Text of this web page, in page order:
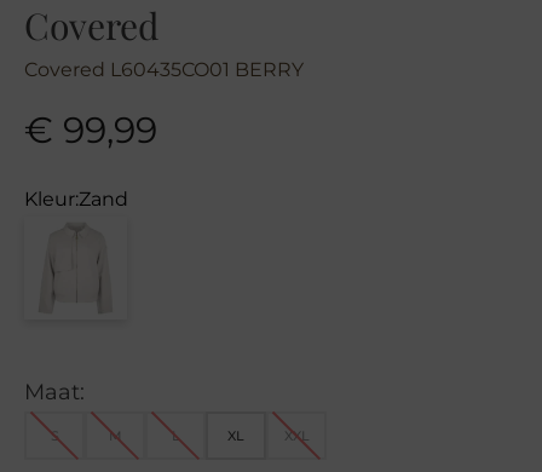
Covered
Covered L60435CO01 BERRY
€ 99,99
Kleur:Zand
Maat:
S M L XL XXL